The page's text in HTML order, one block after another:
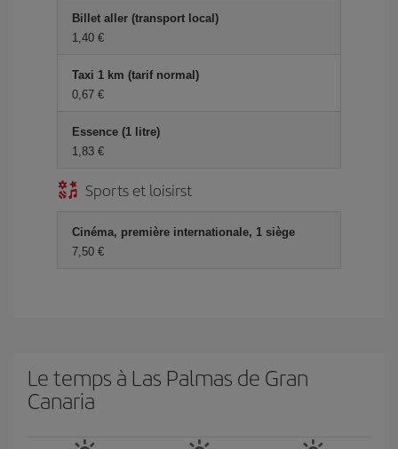
Billet aller (transport local)
1,40 €
Taxi 1 km (tarif normal)
0,67 €
Essence (1 litre)
1,83 €
Sports et loisirst
Cinéma, première internationale, 1 siège
7,50 €
Le temps à Las Palmas de Gran
Canaria